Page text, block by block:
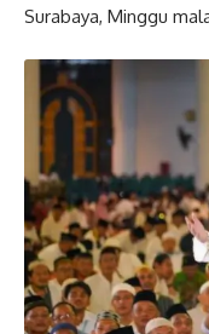
Surabaya, Minggu